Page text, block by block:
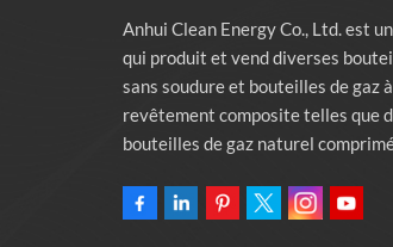
Anhui Clean Energy Co., Ltd. est
qui produit et vend diverses
sans soudure et bouteilles de gaz à
revêtement composite telles que
bouteilles de gaz naturel
des bouteilles de lutte contre